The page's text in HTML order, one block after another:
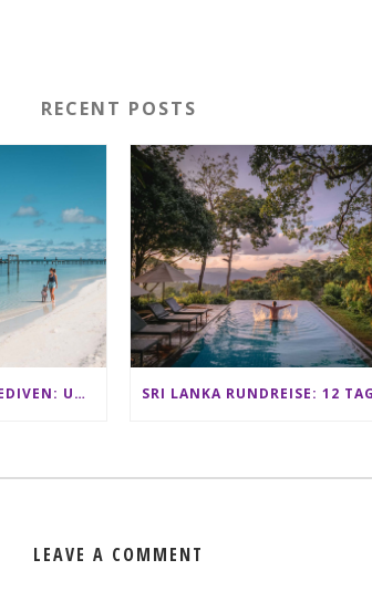
RECENT POSTS
CLUB MED KANI MALEDIVEN: UNSERE ERFAHRUNGEN IM ALL-INCLUSIVE PARADIES
LEAVE A COMMENT